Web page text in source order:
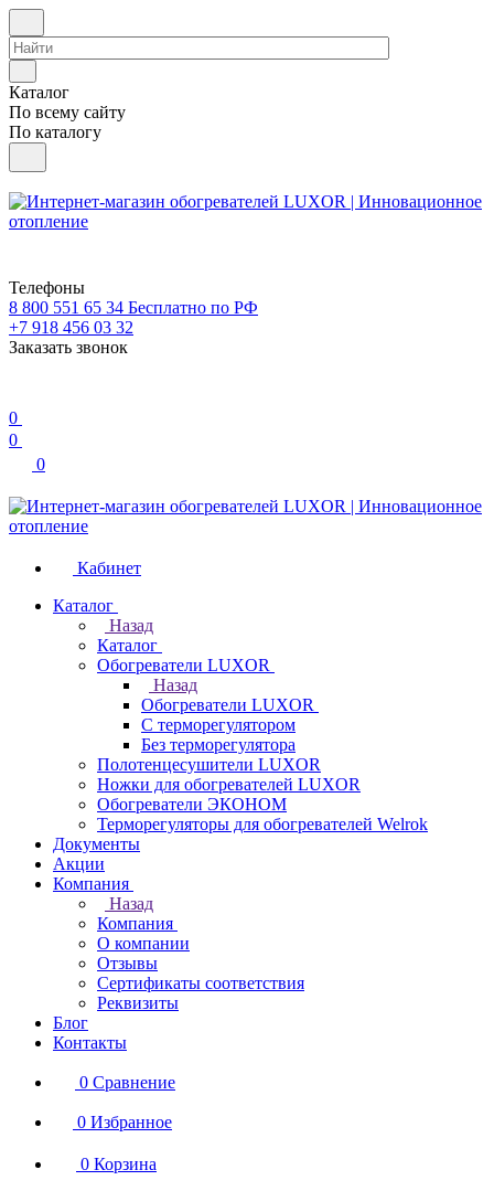
Каталог
По всему сайту
По каталогу
Телефоны
8 800 551 65 34 Бесплатно по РФ
+7 918 456 03 32
Заказать звонок
0
0
0
Кабинет
Каталог
Назад
Каталог
Обогреватели LUXOR
Назад
Обогреватели LUXOR
С терморегулятором
Без терморегулятора
Полотенцесушители LUXOR
Ножки для обогревателей LUXOR
Обогреватели ЭКОНОМ
Терморегуляторы для обогревателей Welrok
Документы
Акции
Компания
Назад
Компания
О компании
Отзывы
Сертификаты соответствия
Реквизиты
Блог
Контакты
0 Сравнение
0 Избранное
0 Корзина